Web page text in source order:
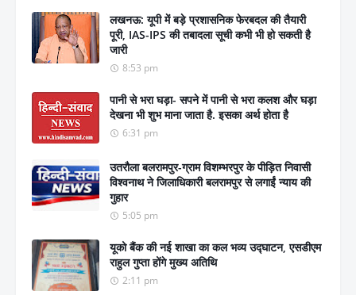
लखनऊ: यूपी में बड़े प्रशासनिक फेरबदल की तैयारी
पूरी, IAS-IPS की तबादला सूची कभी भी हो सकती है
जारी
8:53 pm
पानी से भरा घड़ा- सपने में पानी से भरा कलश और घड़ा
देखना भी शुभ माना जाता है. इसका अर्थ होता है
6:31 pm
उतरौला बलरामपुर-ग्राम विशम्भरपुर के पीड़ित निवासी
विश्वनाथ ने जिलाधिकारी बलरामपुर से लगाईं न्याय की
गुहार
5:05 pm
यूको बैंक की नई शाखा का कल भव्य उद्घाटन, एसडीएम
राहुल गुप्ता होंगे मुख्य अतिथि
2:11 pm